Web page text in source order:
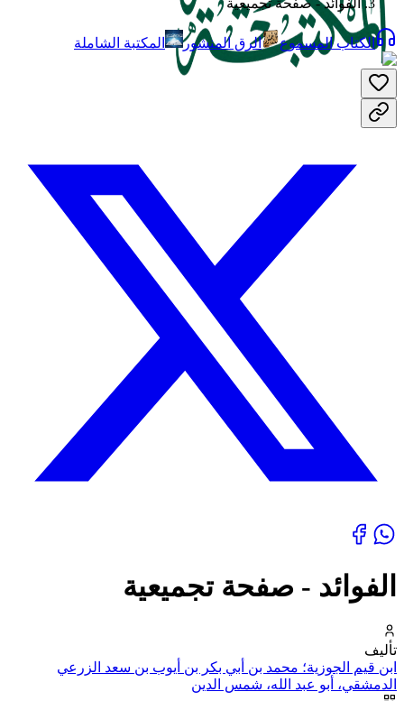
الفوائد - صفحة تجميعية
الكتاب المسموع الرق المنشور المكتبة الشاملة
الفوائد - صفحة تجميعية
تأليف
ابن قيم الجوزية؛ محمد بن أبي بكر بن أيوب بن سعد الزرعي
الدمشقي، أبو عبد الله، شمس الدين